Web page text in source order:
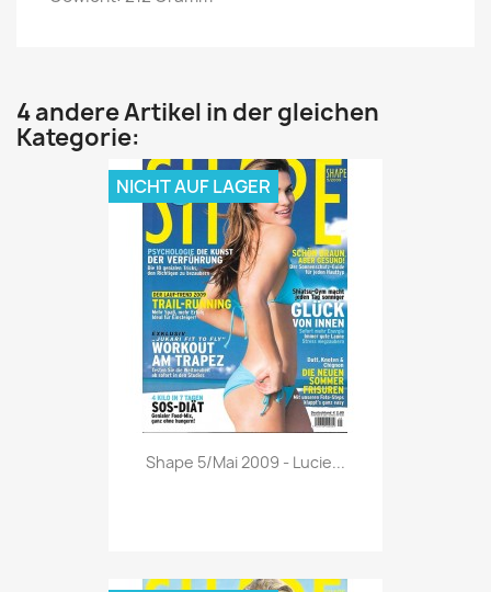
4 andere Artikel in der gleichen
Kategorie:
Vorschau
Shape 5/Mai 2009 - Lucie...
NICHT AUF LAGER